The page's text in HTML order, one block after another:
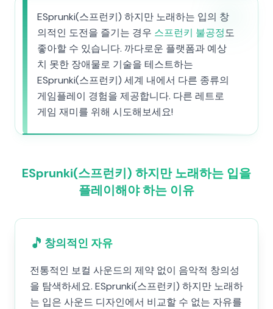
ESprunki(스프런키) 하지만 노래하는 입의 창
의적인 도전을 즐기는 경우 스프런키 불공정도
좋아할 수 있습니다. 까다로운 플랫폼과 예상
치 못한 장애물로 기술을 테스트하는
ESprunki(스프런키) 세계 내에서 다른 종류의
게임플레이 경험을 제공합니다. 다른 레트로
게임 재미를 위해 시도해보세요!
ESprunki(스프런키) 하지만 노래하는 입을
플레이해야 하는 이유
🎵 창의적인 자유
전통적인 보컬 사운드의 제약 없이 음악적 창의성
을 탐색하세요. ESprunki(스프런키) 하지만 노래하
는 입은 사운드 디자인에서 비교할 수 없는 자유를